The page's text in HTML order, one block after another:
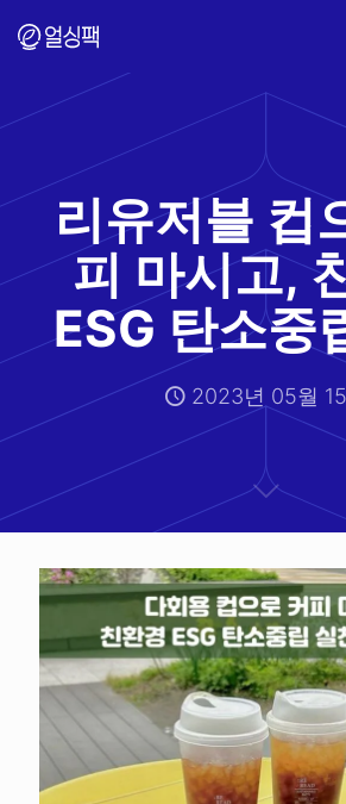
리유저블 컵
피 마시고,
ESG 탄소중
2023년 05월